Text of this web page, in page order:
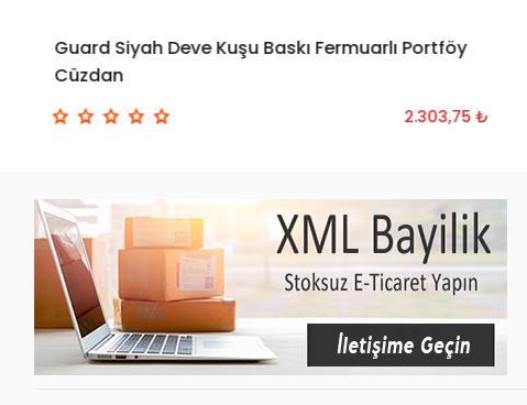
SEPETE EKLE
Guard Siyah Deve Kuşu Baskı Fermuarlı Portföy
Cüzdan
2.303,75 ₺